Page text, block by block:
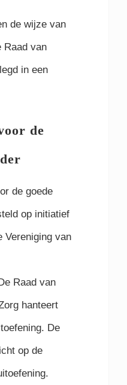
de wijze van
Raad van
in een
de
de goede
op initiatief
Vereniging van
Raad van
hanteert
De
op de